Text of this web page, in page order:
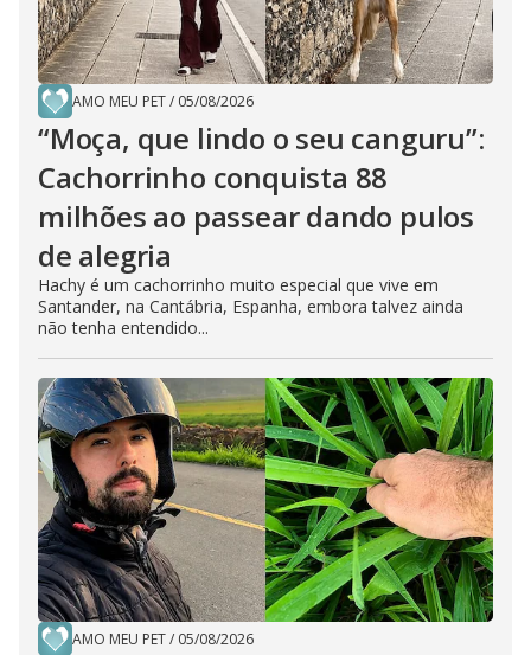
AMO MEU PET/ 05/08/2026
“Moça, que lindo o seu canguru”:
Cachorrinho conquista 88
milhões ao passear dando pulos
de alegria
Hachy é um cachorrinho muito especial que vive em
Santander, na Cantábria, Espanha, embora talvez ainda
não tenha entendido...
AMO MEU PET/ 05/08/2026